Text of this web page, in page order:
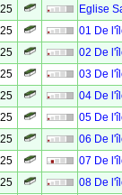
Eglise
01 De
02 De
03 De
04 De
05 De
06 De
07 De
08 De